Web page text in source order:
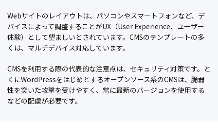
Webサイトのレイアウトは、パソコンやスマートフォンなど、デ
バイスによって調整することがUX（User Experience、ユーザー
体験）として望ましいとされています。CMSのテンプレートの多
くは、マルチデバイス対応しています。
CMSを利用する際の代表的な注意点は、セキュリティ対策です。と
くにWordPressをはじめとするオープンソース系のCMSは、脆弱
性を突いた攻撃を受けやすく、常に最新のバージョンを使用する
などの配慮が必要です。